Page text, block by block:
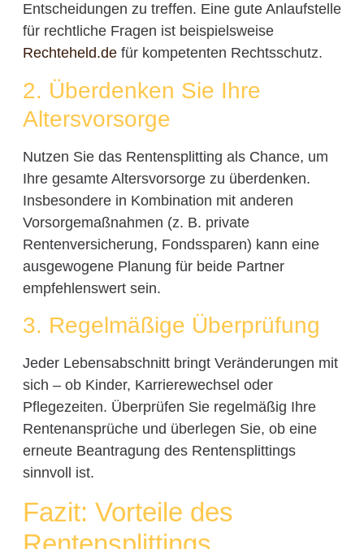
Entscheidungen zu treffen. Eine gute Anlaufstelle
für rechtliche Fragen ist beispielsweise
Rechteheld.defür kompetenten Rechtsschutz.
2. Überdenken Sie Ihre
Altersvorsorge
Nutzen Sie das Rentensplitting als Chance, um
Ihre gesamte Altersvorsorge zu überdenken.
Insbesondere in Kombination mit anderen
Vorsorgemaßnahmen (z. B. private
Rentenversicherung, Fondssparen) kann eine
ausgewogene Planung für beide Partner
empfehlenswert sein.
3. Regelmäßige Überprüfung
Jeder Lebensabschnitt bringt Veränderungen mit
sich – ob Kinder, Karrierewechsel oder
Pflegezeiten. Überprüfen Sie regelmäßig Ihre
Rentenansprüche und überlegen Sie, ob eine
erneute Beantragung des Rentensplittings
sinnvoll ist.
Fazit: Vorteile des